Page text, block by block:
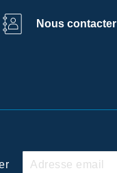
Nous contacter